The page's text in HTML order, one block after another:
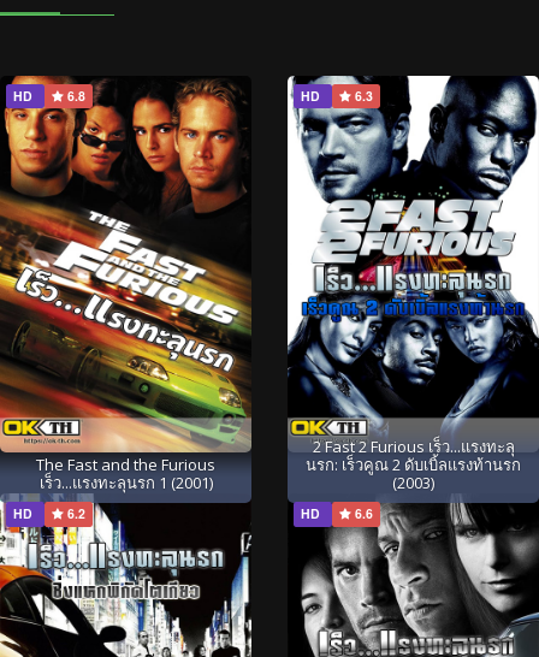
HD 6.8
The Fast and the Furious
เร็ว...แรงทะลุนรก 1 (2001)
HD 6.3
2 Fast 2 Furious เร็ว...แรงทะลุ
นรก: เร็วคูณ 2 ดับเบิ้ลแรงท้านรก
(2003)
HD 6.2 HD 6.6